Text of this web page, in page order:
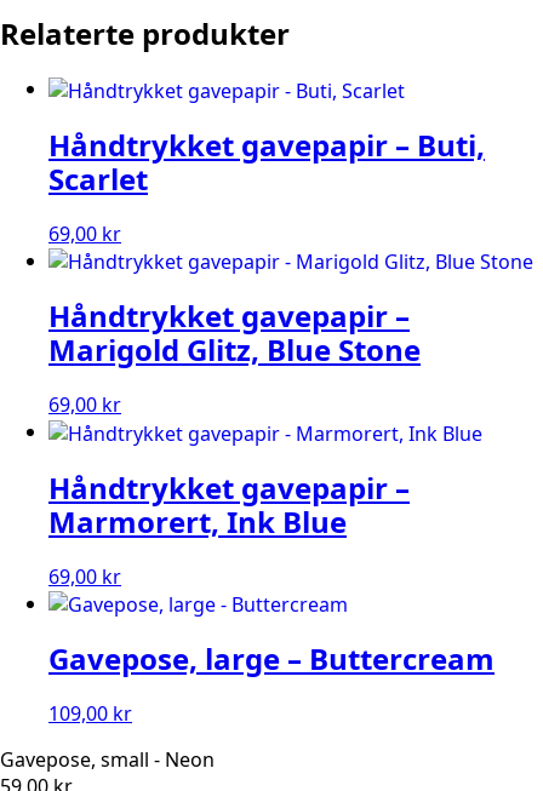
Relaterte produkter
Håndtrykket gavepapir – Buti,
Scarlet
69,00 kr
Håndtrykket gavepapir –
Marigold Glitz, Blue Stone
69,00 kr
Håndtrykket gavepapir –
Marmorert, Ink Blue
69,00 kr
Gavepose, large – Buttercream
109,00 kr
Gavepose, small - Neon